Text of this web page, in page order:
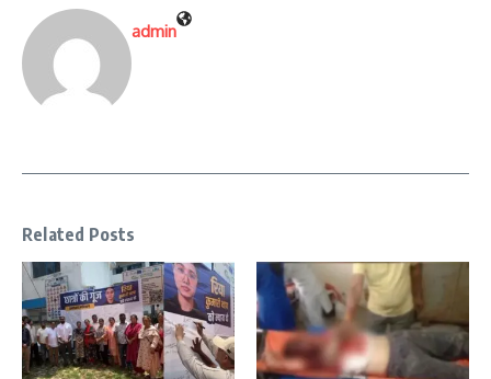
admin
Related Posts